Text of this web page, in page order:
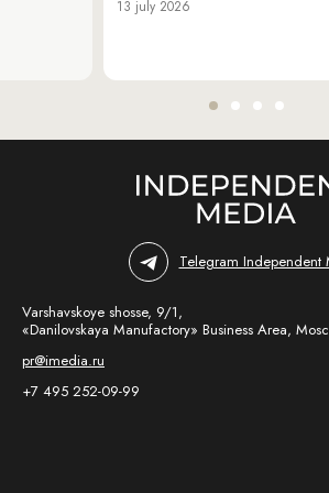
13 july 2026
Telegram Independent
Varshavskoye shosse, 9/1,
«Danilovskaya Manufactory» Business Area,
pr@imedia.ru
+7 495 252-09-99